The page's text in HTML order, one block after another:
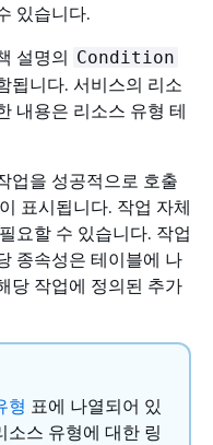
있습니다.
설명의 Condition
됩니다. 서비스의 리소
내용은 리소스 유형 테
업을 성공적으로 호출
표시됩니다. 작업 자체
요할 수 있습니다. 작업
종속성은 테이블에 나
당 작업에 정의된 추가
형 표에 나열되어 있
소스 유형에 대한 링